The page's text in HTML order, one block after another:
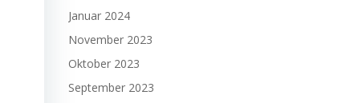
Januar 2024
November 2023
Oktober 2023
September 2023